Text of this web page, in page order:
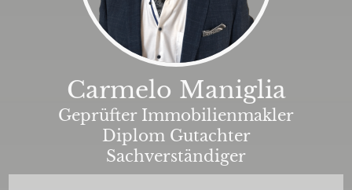
Carmelo Maniglia
Geprüfter Immobilienmakler
Diplom Gutachter
Sachverständiger